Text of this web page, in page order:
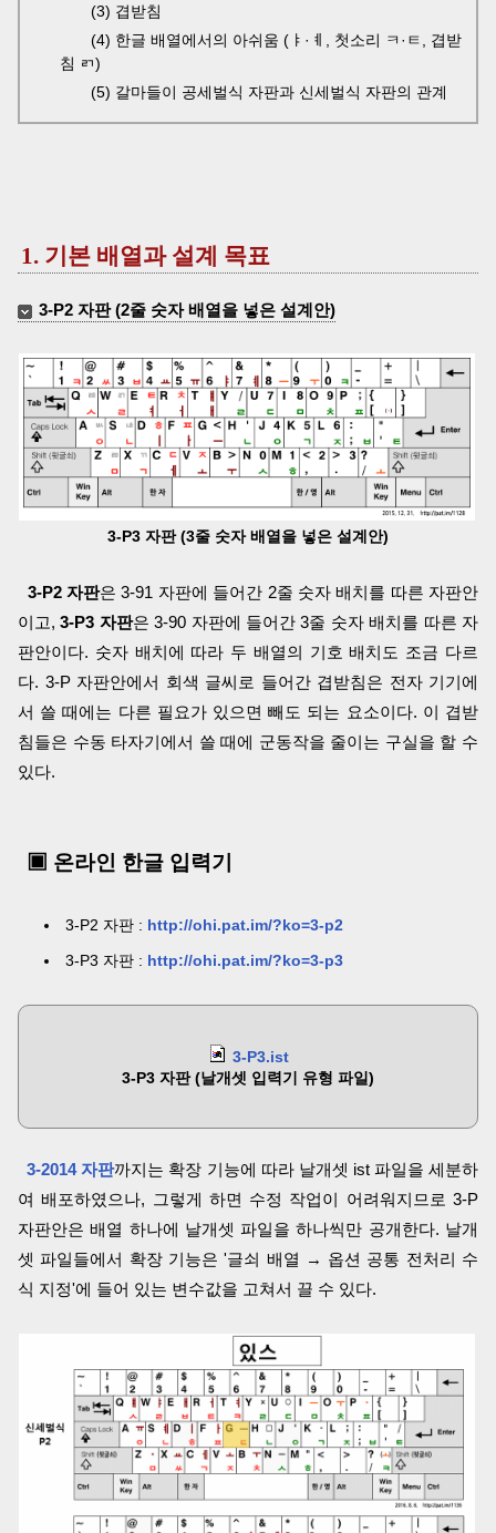
(3) 겹받침
(4) 한글 배열에서의 아쉬움 (ㅑ·ㅖ, 첫소리 ㅋ·ㅌ, 겹받
침 ㄺ)
(5) 갈마들이 공세벌식 자판과 신세벌식 자판의 관계
1. 기본 배열과 설계 목표
3-P2 자판 (2줄 숫자 배열을 넣은 설계안)
3-P3 자판 (3줄 숫자 배열을 넣은 설계안)
3-P2 자판은 3-91 자판에 들어간 2줄 숫자 배치를 따른 자판안
이고,3-P3 자판은 3-90 자판에 들어간 3줄 숫자 배치를 따른 자
판안이다. 숫자 배치에 따라 두 배열의 기호 배치도 조금 다르
다. 3-P 자판안에서 회색 글씨로 들어간 겹받침은 전자 기기에
서 쓸 때에는 다른 필요가 있으면 빼도 되는 요소이다. 이 겹받
침들은 수동 타자기에서 쓸 때에 군동작을 줄이는 구실을 할 수
있다.
▣ 온라인 한글 입력기
3-P2 자판 : http://ohi.pat.im/?ko=3-p2
3-P3 자판 : http://ohi.pat.im/?ko=3-p3
3-P3.ist
3-P3 자판 (날개셋 입력기 유형 파일)
3-2014 자판까지는 확장 기능에 따라 날개셋 ist 파일을 세분하
여 배포하였으나, 그렇게 하면 수정 작업이 어려워지므로 3-P
자판안은 배열 하나에 날개셋 파일을 하나씩만 공개한다. 날개
셋 파일들에서 확장 기능은 '글쇠 배열 → 옵션 공통 전처리 수
식 지정'에 들어 있는 변수값을 고쳐서 끌 수 있다.